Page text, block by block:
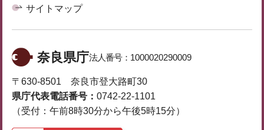
サイトマップ
奈良県庁法人番号： 1000020290009
〒630-8501 奈良市登大路町30
県庁代表電話番号： 0742-22-1101
（受付：午前8時30分から午後5時15分）